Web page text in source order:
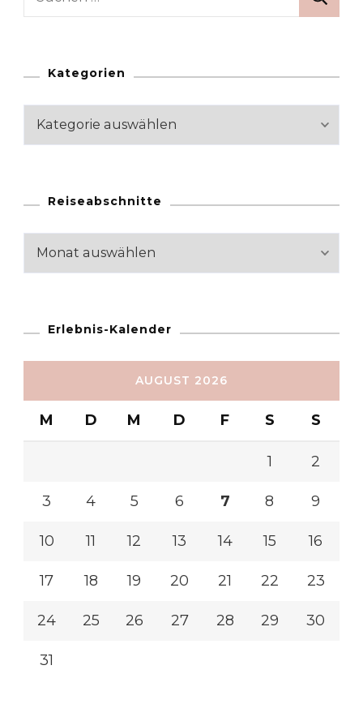
Kategorien
Kategorien
Reiseabschnitte
Reiseabschnitte
Erlebnis-Kalender
AUGUST 2026
M D M D F S S
1 2
3 4 5 6 7 8 9
10 11 12 13 14 15 16
17 18 19 20 21 22 23
24 25 26 27 28 29 30
31